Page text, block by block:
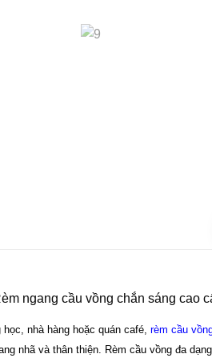
ngang cầu vồng chắn sáng cao
nhà hàng hoặc quán café, rèm cầu
nhã và thân thiện. Rèm cầu vồng đa